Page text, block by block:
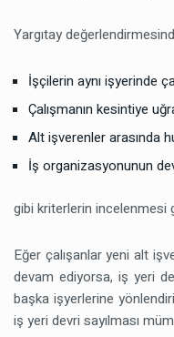
Yargıtay
İşçilerin aynı işyerinde
Çalışmanın kesintiye
Alt işverenler arasında
İş organizasyonunun
gibi kriterlerin incelenmesi
Eğer çalışanlar yeni alt
devam ediyorsa, iş yeri
başka işyerlerine
iş yeri devri sayılması